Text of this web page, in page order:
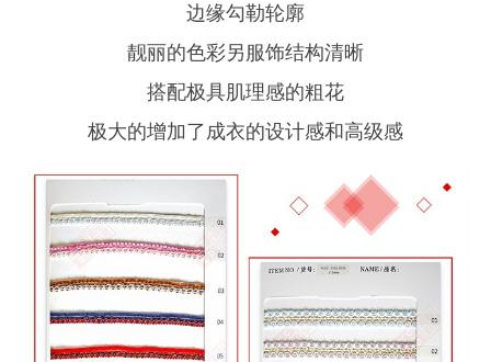
边缘勾勒轮廓
靓丽的色彩另服饰结构清晰
搭配极具肌理感的粗花
极大的增加了成衣的设计感和高级感